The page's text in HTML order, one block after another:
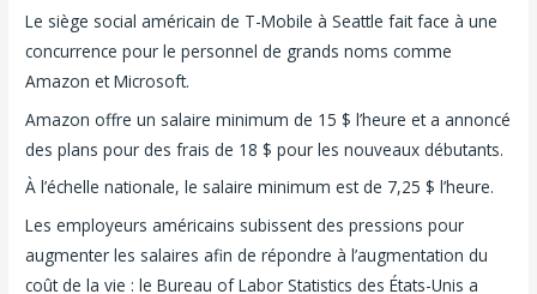
Le siège social américain de T-Mobile à Seattle fait face à une
concurrence pour le personnel de grands noms comme
Amazon et Microsoft.
Amazon offre un salaire minimum de 15 $ l’heure et a annoncé
des plans pour des frais de 18 $ pour les nouveaux débutants.
À l’échelle nationale, le salaire minimum est de 7,25 $ l’heure.
Les employeurs américains subissent des pressions pour
augmenter les salaires afin de répondre à l’augmentation du
coût de la vie : le Bureau of Labor Statistics des États-Unis a